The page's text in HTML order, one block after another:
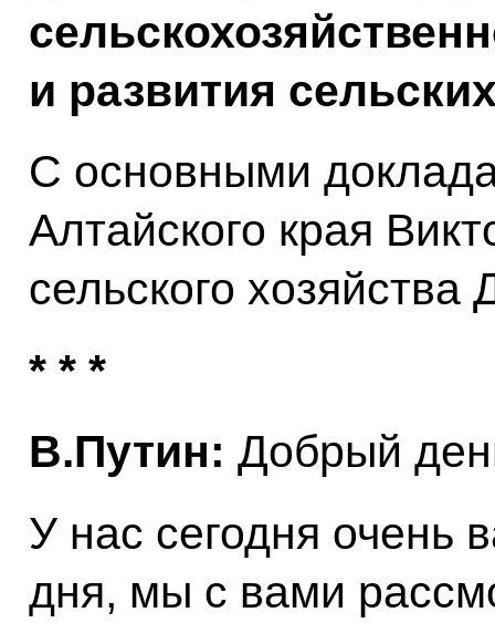
и развития
С основными
Алтайского края
сельского
* * *
В.Путин: Добрый
У нас сегодня очень
дня, мы с вами